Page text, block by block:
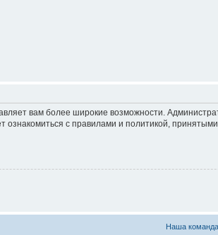
вам более широкие возможности.
ознакомиться с правилами и политикой,
Наша команда